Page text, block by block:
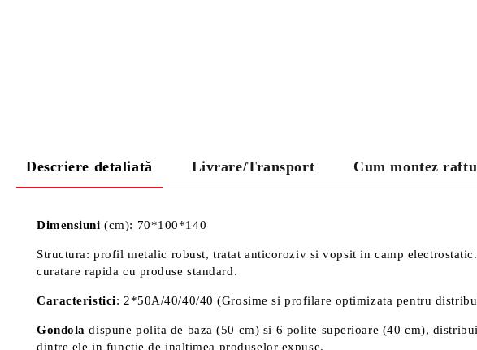
Descriere detaliată Livrare/Transport Cum montez
Dimensiuni (cm): 70*100*140
Structura: profil metalic robust, tratat anticoroziv si vopsit in camp
curatare rapida cu produse standard.
Caracteristici: 2*50A/40/40/40 (Grosime si profilare optimizata pentru
Gondola dispune polita de baza (50 cm) si 6 polite superioare (40 cm),
dintre ele in functie de inaltimea produselor expuse.